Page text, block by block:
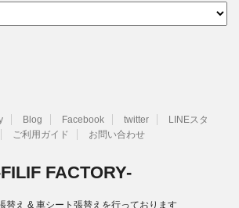
Blog Facebook twitter
LINEスタ
ご利用ガイド お問い合わせ
FACTORY-
替え & 車シート張替えを行っております